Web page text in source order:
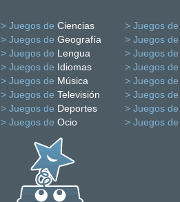
> Juegos de Ciencias > Juegos de
> Juegos de Geografía > Juegos de
> Juegos de Lengua > Juegos de
> Juegos de Idiomas > Juegos de
> Juegos de Música > Juegos de
> Juegos de Televisión > Juegos de
> Juegos de Deportes > Juegos de
> Juegos de Ocio > Juegos de